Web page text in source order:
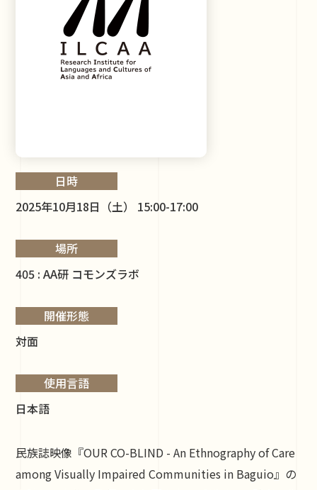
日時
2025年10月18日（土） 15:00-17:00
場所
405 : AA研 コモンズラボ
開催形態
対面
使用言語
日本語
民族誌映像『OUR CO-BLIND - An Ethnography of Care
among Visually Impaired Communities in Baguio』の